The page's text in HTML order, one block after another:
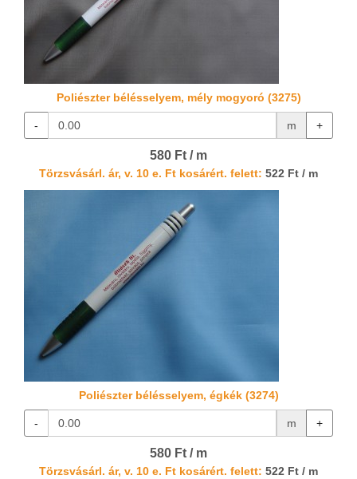
Poliészter bélésselyem, mély mogyoró (3275)
- m +
580 Ft / m
Törzsvásárl. ár, v. 10 e. Ft kosárért. felett: 522 Ft / m
Poliészter bélésselyem, égkék (3274)
- m +
580 Ft / m
Törzsvásárl. ár, v. 10 e. Ft kosárért. felett: 522 Ft / m